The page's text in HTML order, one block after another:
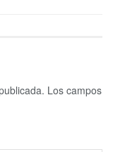
Los campos